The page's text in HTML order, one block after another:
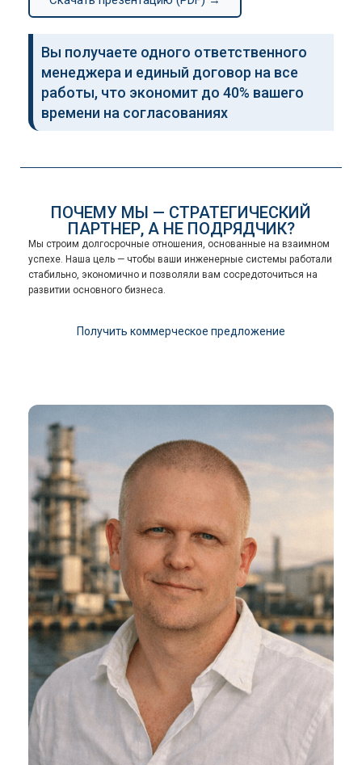
Вы получаете одного ответственного
менеджера и единый договор на все
работы, что экономит до 40% вашего
времени на согласованиях
ПОЧЕМУ МЫ — СТРАТЕГИЧЕСКИЙ
ПАРТНЕР, А НЕ ПОДРЯДЧИК?
Мы строим долгосрочные отношения, основанные на взаимном
успехе. Наша цель — чтобы ваши инженерные системы работали
стабильно, экономично и позволяли вам сосредоточиться на
развитии основного бизнеса.
Получить коммерческое предложение